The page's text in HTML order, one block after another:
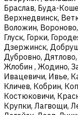
Браслав, Буда-
Верхнедвинск,
Воложин,
Глуск, Горки,
Дзержинск,
Дубровно,
Жлобин , Жодино,
Ивацевичи, Ивье,
Кличев, Кобрин,
Костюковичи,
Крупки, Лагвощи,